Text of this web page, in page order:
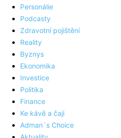
Personálie
Podcasty
Zdravotní pojištění
Reality
Byznys
Ekonomika
Investice
Politika
Finance
Ke kávě a čaji
Adman´s Choice